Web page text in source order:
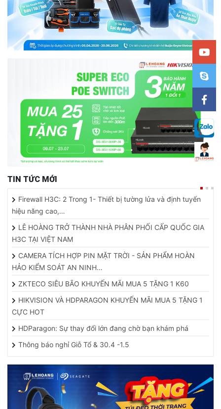
TIN TỨC MỚI
hiệu năng cao,…
LÊ HOÀNG TRỞ THÀNH NHÀ PHÂN PHỐI CẤP QUỐC GIA
H3C TẠI VIỆT NAM
CAMERA TÍCH HỢP PIN MẶT TRỜI - SẢN PHẨM HOÀN
HẢO KIỂM SOÁT AN NINH…
ZKTECO SIÊU BÃO KHUYẾN MÃI MUA 5 TẶNG 1 K60
HIKVISION VÀ HDPARAGON KHUYẾN MÃI MUA 5 TẶNG 1
CỰC HOT
HDParagon: Sự thay đổi lớn đang chờ bạn khám phá
Thông báo nghỉ Giỗ Tổ & 30.4 -1.5